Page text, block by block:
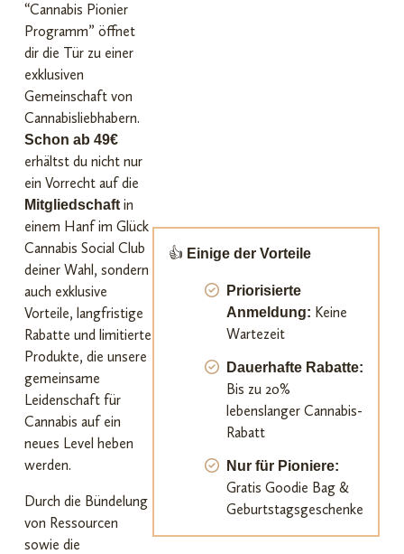
“Cannabis Pionier
Programm” öffnet
dir die Tür zu einer
exklusiven
Gemeinschaft von
Cannabisliebhabern.
Schon ab 49€
erhältst du nicht nur
ein Vorrecht auf die
Mitgliedschaft in
einem Hanf im Glück
Cannabis Social Club
deiner Wahl, sondern
auch exklusive
Vorteile, langfristige
Rabatte und limitierte
Produkte, die unsere
gemeinsame
Leidenschaft für
Cannabis auf ein
neues Level heben
werden.
Durch die Bündelung
von Ressourcen
sowie die
👍 Einige der Vorteile
Priorisierte
Anmeldung: Keine
Wartezeit
Dauerhafte Rabatte:
Bis zu 20%
lebenslanger Cannabis-
Rabatt
Nur für Pioniere:
Gratis Goodie Bag &
Geburtstagsgeschenke